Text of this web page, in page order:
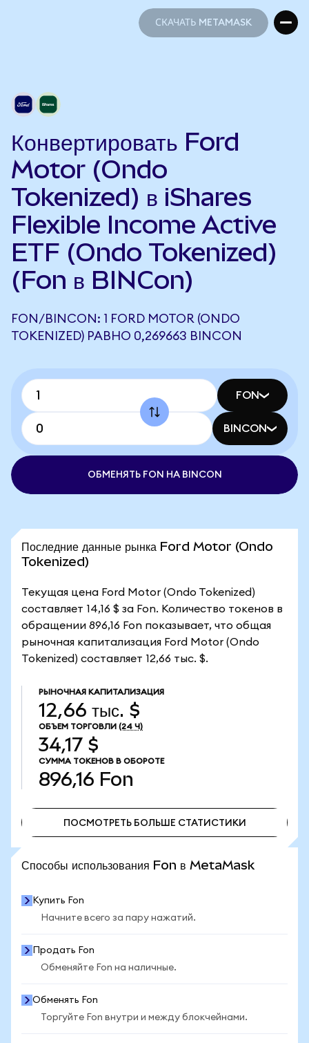
СКАЧАТЬ METAMASK
Конвертировать Ford
Motor (Ondo
Tokenized) в iShares
Flexible Income Active
ETF (Ondo Tokenized)
(Fon в BINCon)
FON/BINCON: 1 FORD MOTOR (ONDO
TOKENIZED) РАВНО 0,269663 BINCON
FON
BINCON
ОБМЕНЯТЬ FON НА BINCON
Последние данные рынка Ford Motor (Ondo
Tokenized)
Текущая цена Ford Motor (Ondo Tokenized)
составляет 14,16 $ за Fon. Количество токенов в
обращении 896,16 Fon показывает, что общая
рыночная капитализация Ford Motor (Ondo
Tokenized) составляет 12,66 тыс. $.
РЫНОЧНАЯ КАПИТАЛИЗАЦИЯ
12,66 тыс. $
ОБЪЕМ ТОРГОВЛИ (24 Ч)
34,17 $
СУММА ТОКЕНОВ В ОБОРОТЕ
896,16 Fon
ПОСМОТРЕТЬ БОЛЬШЕ СТАТИСТИКИ
Способы использования Fon в MetaMask
Купить Fon
Начните всего за пару нажатий.
Продать Fon
Обменяйте Fon на наличные.
Обменять Fon
Торгуйте Fon внутри и между блокчейнами.